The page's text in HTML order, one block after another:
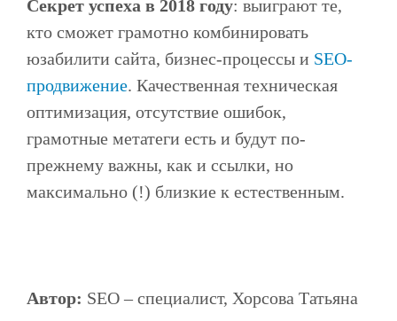
Секрет успеха в 2018 году: выиграют те,
кто сможет грамотно комбинировать
юзабилити сайта, бизнес-процессы и SEO-
продвижение. Качественная техническая
оптимизация, отсутствие ошибок,
грамотные метатеги есть и будут по-
прежнему важны, как и ссылки, но
максимально (!) близкие к естественным.
Автор: SEO – специалист, Хорсова Татьяна